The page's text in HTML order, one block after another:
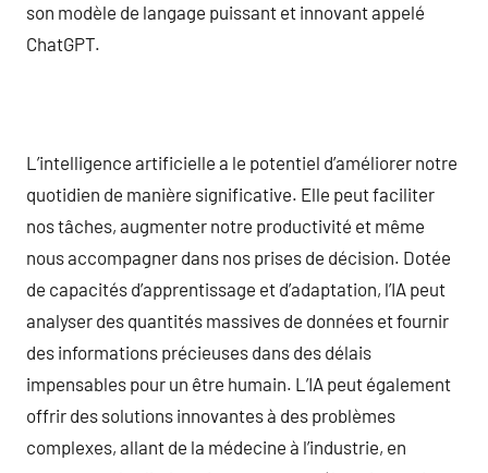
son modèle de langage puissant et innovant appelé
ChatGPT.
L’intelligence artificielle a le potentiel d’améliorer notre
quotidien de manière significative. Elle peut faciliter
nos tâches, augmenter notre productivité et même
nous accompagner dans nos prises de décision. Dotée
de capacités d’apprentissage et d’adaptation, l’IA peut
analyser des quantités massives de données et fournir
des informations précieuses dans des délais
impensables pour un être humain. L’IA peut également
offrir des solutions innovantes à des problèmes
complexes, allant de la médecine à l’industrie, en